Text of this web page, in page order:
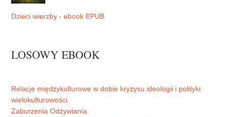
Dzieci wierzby - ebook EPUB
LOSOWY EBOOK
Relacje międzykulturowe w dobie kryzysu ideologii i polityki
wielokulturowości
Zaburzenia Odżywiania